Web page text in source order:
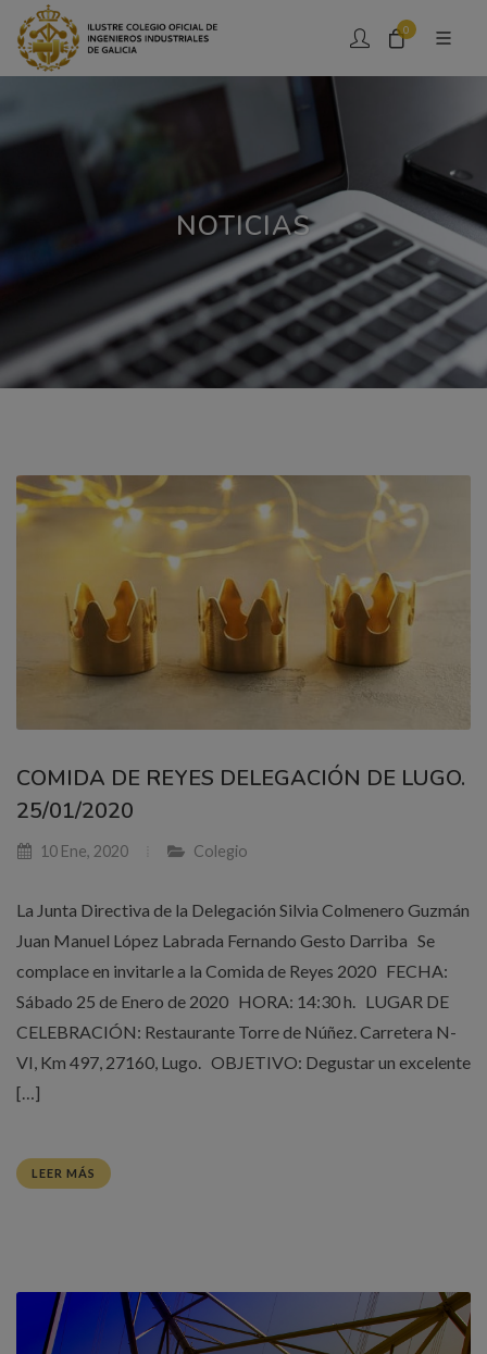
0
NOTICIAS
COMIDA DE REYES DELEGACIÓN DE LUGO.
25/01/2020
10 Ene, 2020 Colegio
La Junta Directiva de la Delegación Silvia Colmenero Guzmán
Juan Manuel López Labrada Fernando Gesto Darriba Se
complace en invitarle a la Comida de Reyes 2020 FECHA:
Sábado 25 de Enero de 2020 HORA: 14:30 h. LUGAR DE
CELEBRACIÓN: Restaurante Torre de Núñez. Carretera N-
VI, Km 497, 27160, Lugo. OBJETIVO: Degustar un excelente
[…]
LEER MÁS